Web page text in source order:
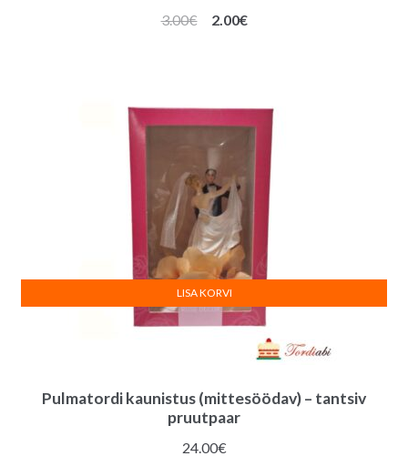
3.00€
Algne
2.00€Praegune
Pulmatordi kaunistus (mittesöödav) – tantsiv
pruutpaar
24.00€
LISA KORVI